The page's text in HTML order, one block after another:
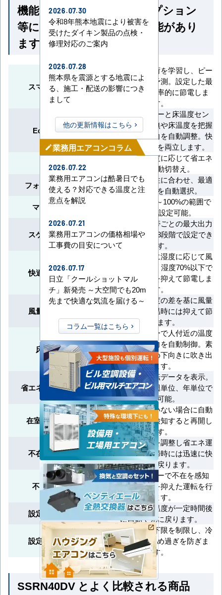
機能一覧 ※馬力・型番・オプション
等によって付いていない機能があり
ます
スマート学習節電
毎日の運転負荷を学習し、ピー
ク消費電力を予測。設定した最
大出力内で効率的に節電しま
す。
Eco全自動運転
人検知センサーと床温度セン
サーで人の有無や床温度を把握
し、風量・風向を自動調整。快
適さと省エネを両立します。
エコモード
室温や設定温度に応じて省エネ
運転に自動切替え。
フォーシーズン制御
季節や地域特性に合わせ、最適
な冷媒制御を自動選択。
マニュアル節電
最大出力を40～100%の範囲で
5%刻みで設定可能。
スケジュール節電
曜日別に時間帯ごとの最大出力
を登録可能。13段階で設定でき
ます。
快適エコ除湿制御
ドライ運転時に湿度に応じて風
量を自動調整。湿度70%以下で
はさらに風量を抑えて節電しま
す。
風量エコ自動制御
室温と設定温度の差を基に風量
を調整し、適温時には抑えて節
電します。
床温エコ検知
床温度センサーで人付近の温度
を検知し、風向を自動制御。素
早く暖めるため下向きに吹き出
します。
省エネ・節電チェック
リモコンに運転データを表示。
本日、前日、週単位、年単位で
確認可能。
在室検知ON／OFF
一定時間人がいない場合に自動
停止し、人を検知すると再開し
ます。
不在時省エネ運転
不在時に温度を調整し省エネ運
転を実施。復帰時には迅速に快
適温度に戻ります。
不在時節電運転
人検知センサーで不在を感知
し、消費電力を抑えた運転を行
います。
設定温度自動復帰
変更した設定温度が一定時間後
に自動で元に戻ります。
設定温度範囲制限
設定温度の上下限を制限し、冷
やし過ぎや暖め過ぎを防ぎま
す。
SSRN40DV とよく比較される商品
2026.07.30
令和8年熊本地震により被害を
受けたダイキン製品の点検・
修理対応のご案内
2026.07.28
熊本県を震源とする地震によ
る、施工・配送の影響につき
まして
他の更新情報はこちら
mode_edit業務用エアコンコラム
2026.07.22
業務用エアコンは酷暑日でも
使える？対応できる温度と注
意点を解説
2026.07.21
業務用エアコンの価格相場や
工事費の目安について
2026.07.17
日立「クールショットマル
チ」新発売 ～大空間でも20m
先まで快適な気流を届ける～
コラム一覧はこちら